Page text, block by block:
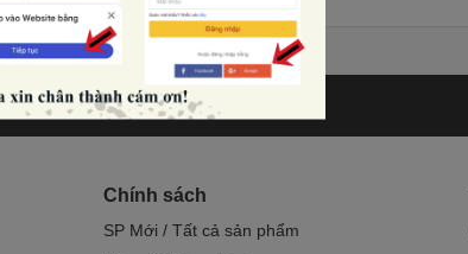
Chính sách
SP Mới / Tất cả sản phẩm